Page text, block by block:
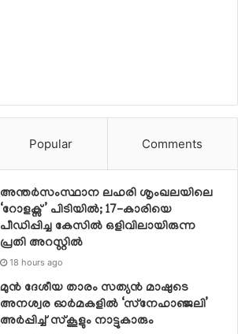
Popular Comments
അന്തർസംസ്ഥാന ലഹരി ശൃംഖലയിലെ
‘റോളക്സ്’ പിടിയിൽ; 17-കാരിയെ
പീഡിപ്പിച്ച കേസിൽ ഒളിവിലായിരുന്ന
പ്രതി അറസ്റ്റിൽ
18 hours ago
മുൻ ദേശീയ താരം സത്യൻ മാഷുടെ
അനശ്വര ഓർമകളിൽ ‘സ്‌നേഹാഞ്ജലി’
അർപ്പിച്ച് സ്കൂളും നാട്ടുകാരും